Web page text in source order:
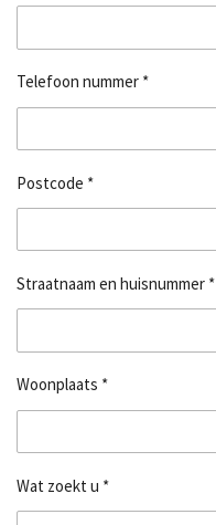
Telefoon nummer *
Postcode *
Straatnaam en huisnummer *
Woonplaats *
Wat zoekt u *